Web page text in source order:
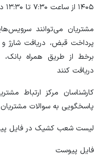
۱۴۰۵ از ساعت ۷:۳۰ تا ۱۳:۳۰ در خدمت مشتریان هستند.
مشتریان می‌توانند
پرداخت قبض، دریافت
برخط از طریق همراه بانک،
دریافت کنند
پاسخگویی به سوالات
لیست شعب کشیک در فایل
فایل پیوست